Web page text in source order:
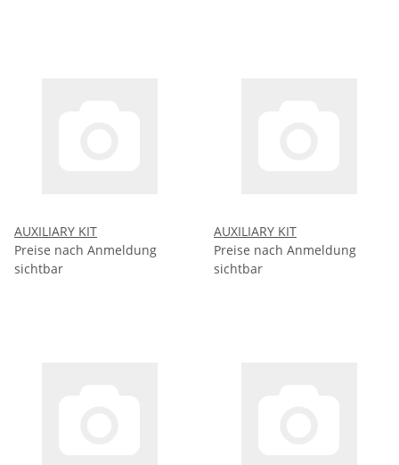
AUXILIARY KIT
Preise nach Anmeldung
sichtbar
AUXILIARY KIT
Preise nach Anmeldung
sichtbar